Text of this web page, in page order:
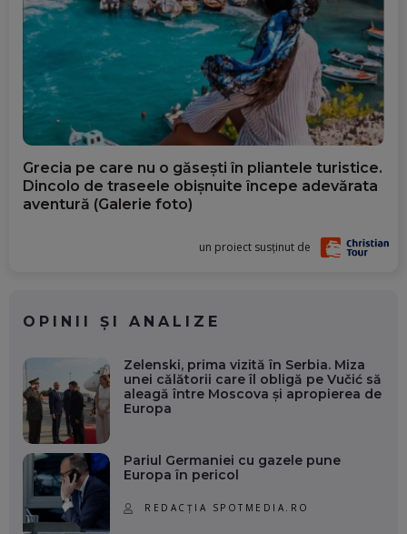
Grecia pe care nu o găsești în pliantele turistice.
Dincolo de traseele obișnuite începe adevărata
aventură (Galerie foto)
un proiect susținut de
OPINII ȘI ANALIZE
Zelenski, prima vizită în Serbia. Miza
unei călătorii care îl obligă pe Vučić să
aleagă între Moscova și apropierea de
Europa
Pariul Germaniei cu gazele pune
Europa în pericol
REDACȚIA SPOTMEDIA.RO